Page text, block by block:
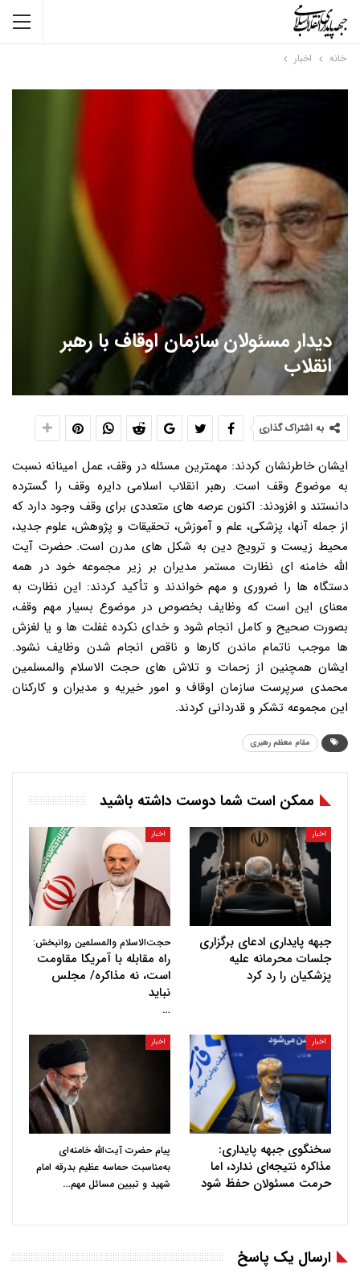
خانه اخبار
دیدار مسئولان سازمان اوقاف با رهبر
انقلاب
به اشتراک گذاری
ایشان خاطرنشان کردند: مهمترین مسئله در وقف، عمل امینانه نسبت
به موضوع وقف است. رهبر انقلاب اسلامی دایره وقف را گسترده
دانستند و افزودند: اکنون عرصه های متعددی برای وقف وجود دارد که
از جمله آنها، پزشکی، علم و آموزش، تحقیقات و پژوهش، علوم جدید،
محیط زیست و ترویج دین به شکل های مدرن است. حضرت آیت
الله خامنه ای نظارت مستمر مدیران بر زیر مجموعه خود در همه
دستگاه ها را ضروری و مهم خواندند و تأکید کردند: این نظارت به
معنای این است که وظایف بخصوص در موضوع بسیار مهم وقف،
بصورت صحیح و کامل انجام شود و خدای نکرده غفلت ها و یا لغزش
ها موجب ناتمام ماندن کارها و ناقص انجام شدن وظایف نشود.
ایشان همچنین از زحمات و تلاش های حجت الاسلام والمسلمین
محمدی سرپرست سازمان اوقاف و امور خیریه و مدیران و کارکنان
این مجموعه تشکر و قدردانی کردند.
مقام معظم رهبری
ممکن است شما دوست داشته باشید
اخبار
جبهه پایداری ادعای برگزاری
جلسات محرمانه علیه
پزشکیان را رد کرد
اخبار
حجت‌الاسلام والمسلمین روانبخش:
راه مقابله با آمریکا مقاومت
است، نه مذاکره/ مجلس
نباید
…
اخبار
سخنگوی جبهه پایداری:
مذاکره نتیجه‌ای ندارد، اما
حرمت مسئولان حفظ شود
اخبار
پیام حضرت آیت‌الله خامنه‌ای
به‌مناسبت حماسه عظیم بدرقه امام
شهید و تبیین مسائل مهم…
ارسال یک پاسخ